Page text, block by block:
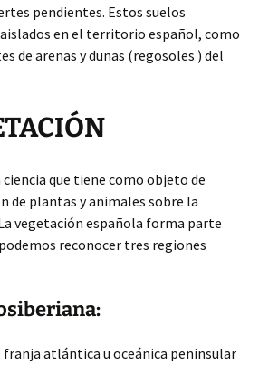
pendientes. Estos suelos
en el territorio español, como
de arenas y dunas (regosoles ) del
que tiene como objeto de
de plantas y animales sobre la
vegetación española forma parte
reconocer tres regiones
franja atlántica u oceánica peninsular